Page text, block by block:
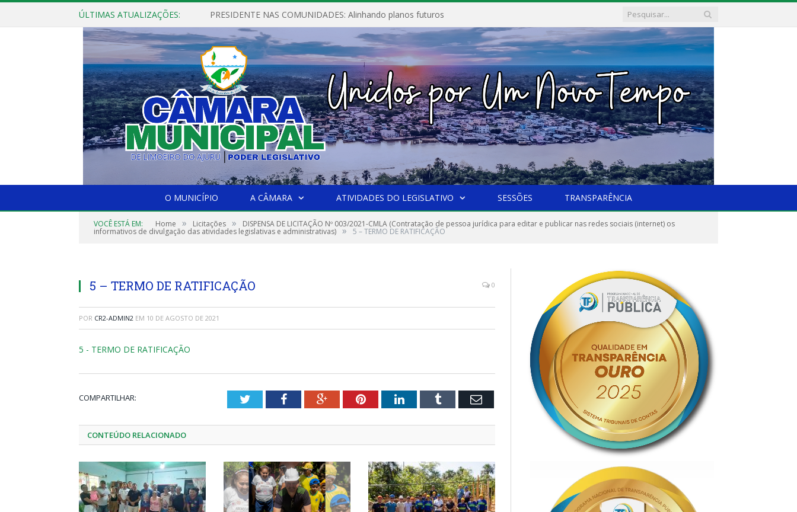
ÚLTIMAS ATUALIZAÇÕES: PRESIDENTE NAS COMUNIDADES: Alinhando planos futuros
O MUNICÍPIO A CÂMARA ATIVIDADES DO LEGISLATIVO SESSÕES TRANSPARÊNCIA
VOCÊ ESTÁ EM: Home » Licitações » DISPENSA DE LICITAÇÃO Nº 003/2021-CMLA (Contratação de pessoa jurídica para editar e publicar nas redes sociais (internet) os
informativos de divulgação das atividades legislativas e administrativas) » 5 – TERMO DE RATIFICAÇÃO
5 – TERMO DE RATIFICAÇÃO 0
POR CR2-ADMIN2 EM 10 DE AGOSTO DE 2021
5 - TERMO DE RATIFICAÇÃO
COMPARTILHAR: TwitterFacebookGoogle+PinterestLinkedInTumblr Email
CONTEÚDO RELACIONADO